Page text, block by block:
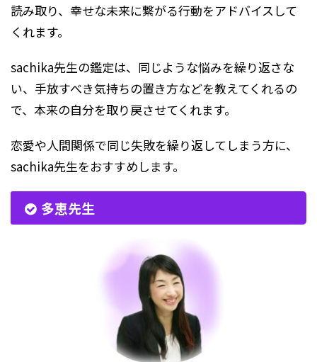
読み取り、幸せな未来に繋がる行動をアドバイスして
くれます。
sachika先生の鑑定は、同じような悩みを繰り返さな
い、手放すべき気持ちの置き方などを教えてくれるの
で、本来の自分を取り戻させてくれます。
恋愛や人間関係で同じ失敗を繰り返してしまう方に、
sachika先生をおすすめします。
多恵先生